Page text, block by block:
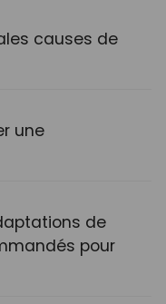
causes de
une
de
pour